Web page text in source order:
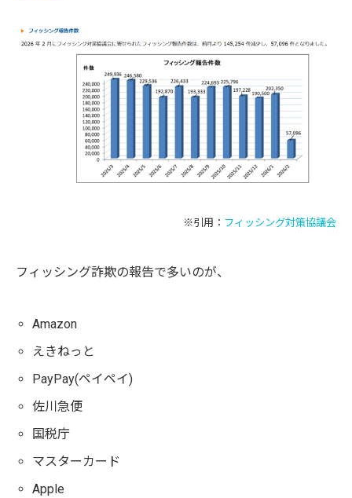
※引用： フィッシング対策協議会
フィッシング詐欺の報告で多いのが、
Amazon
えきねっと
PayPay(ペイペイ)
佐川急便
国税庁
マスターカード
Apple